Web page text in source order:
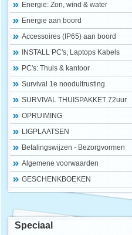
Energie: Zon, wind & water
Energie aan boord
Accessoires (IP65) aan boord
INSTALL PC's, Laptops Kabels
PC's: Thuis & kantoor
Survival 1e nooduitrusting
SURVIVAL THUISPAKKET 72uur
OPRUIMING
LIGPLAATSEN
Betalingswijzen - Bezorgvormen
Algemene voorwaarden
GESCHENKBOEKEN
Speciaal